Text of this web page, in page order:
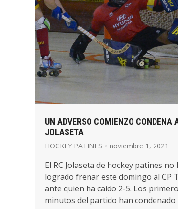
UN ADVERSO COMIENZO CONDENA
JOLASETA
HOCKEY PATINES noviembre 1, 2021
El RC Jolaseta de hockey patines no
logrado frenar este domingo al CP
ante quien ha caído 2-5. Los
minutos del partido han condenado